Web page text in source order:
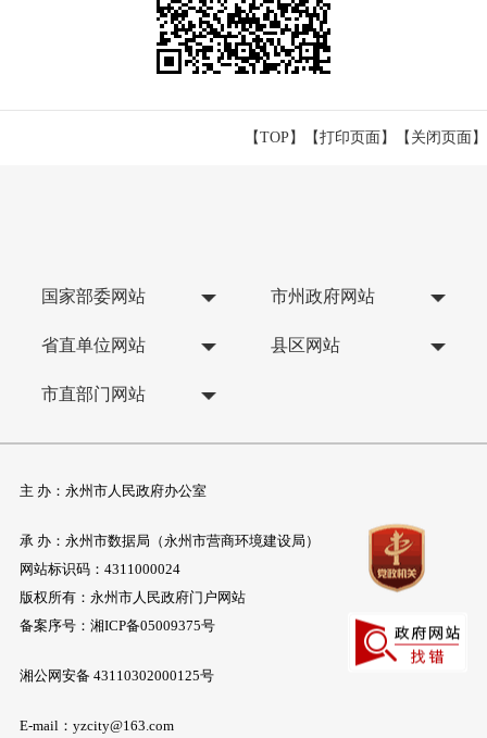
【TOP】 【打印页面 】【 关闭页面 】
国家部委网站 市州政府网站
省直单位网站 县区网站
市直部门网站
主 办：永州市人民政府办公室
承 办：永州市数据局（永州市营商环境建设局）
网站标识码：4311000024
版权所有：永州市人民政府门户网站
备案序号： 湘ICP备05009375号
湘公网安备 43110302000125号
E-mail：yzcity@163.com